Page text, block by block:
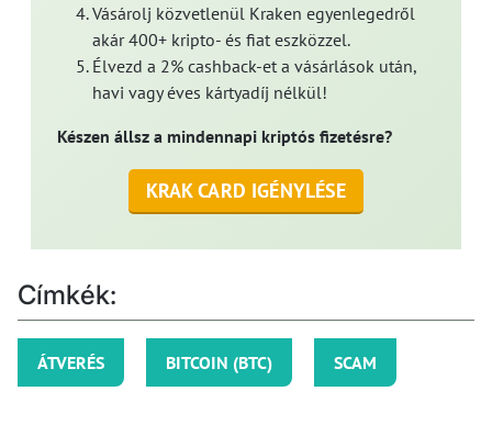
Vásárolj közvetlenül Kraken egyenlegedről
akár 400+ kripto- és fiat eszközzel.
Élvezd a 2% cashback-et a vásárlások után,
havi vagy éves kártyadíj nélkül!
Készen állsz a mindennapi kriptós fizetésre?
KRAK CARD IGÉNYLÉSE
Címkék:
ÁTVERÉS BITCOIN (BTC) SCAM